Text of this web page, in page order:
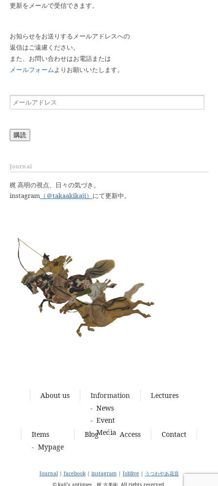
更新をメールで受信できます。
お知らせをお送りするメールアドレスへの
返信はご遠慮ください。
また、お問い合わせはお電話または
メールフォームよりお願いいたします。
メ
ー
ア
ス
購読
Journal
梶 高明の視点、日々の気づき。
instagram （＠takaakikaji） にて更新中。
About us
Information
News
Event
Media
Lectures
Items
Mypage
Blog Access Contact
Journal| facebook| instagram| Joblive | うつわやあ花音
© kaji’s antiques 梶 古美術. All rights reserved.